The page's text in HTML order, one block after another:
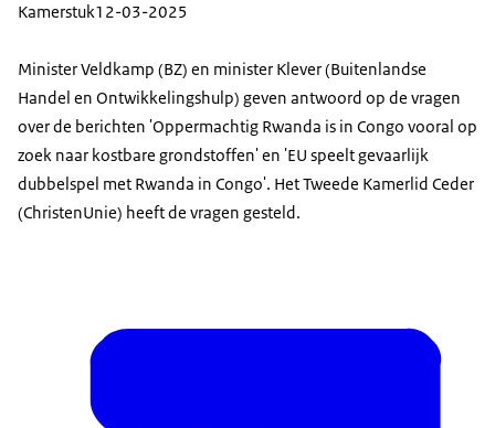
Kamerstuk12-03-2025
Minister Veldkamp (BZ) en minister Klever (Buitenlandse
Handel en Ontwikkelingshulp) geven antwoord op de vragen
over de berichten 'Oppermachtig Rwanda is in Congo vooral op
zoek naar kostbare grondstoffen' en 'EU speelt gevaarlijk
dubbelspel met Rwanda in Congo'. Het Tweede Kamerlid Ceder
(ChristenUnie) heeft de vragen gesteld.